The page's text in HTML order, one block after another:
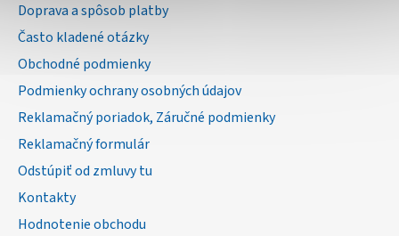
Doprava a spôsob platby
Často kladené otázky
Obchodné podmienky
Podmienky ochrany osobných údajov
Reklamačný poriadok, Záručné podmienky
Reklamačný formulár
Odstúpiť od zmluvy tu
Kontakty
Hodnotenie obchodu